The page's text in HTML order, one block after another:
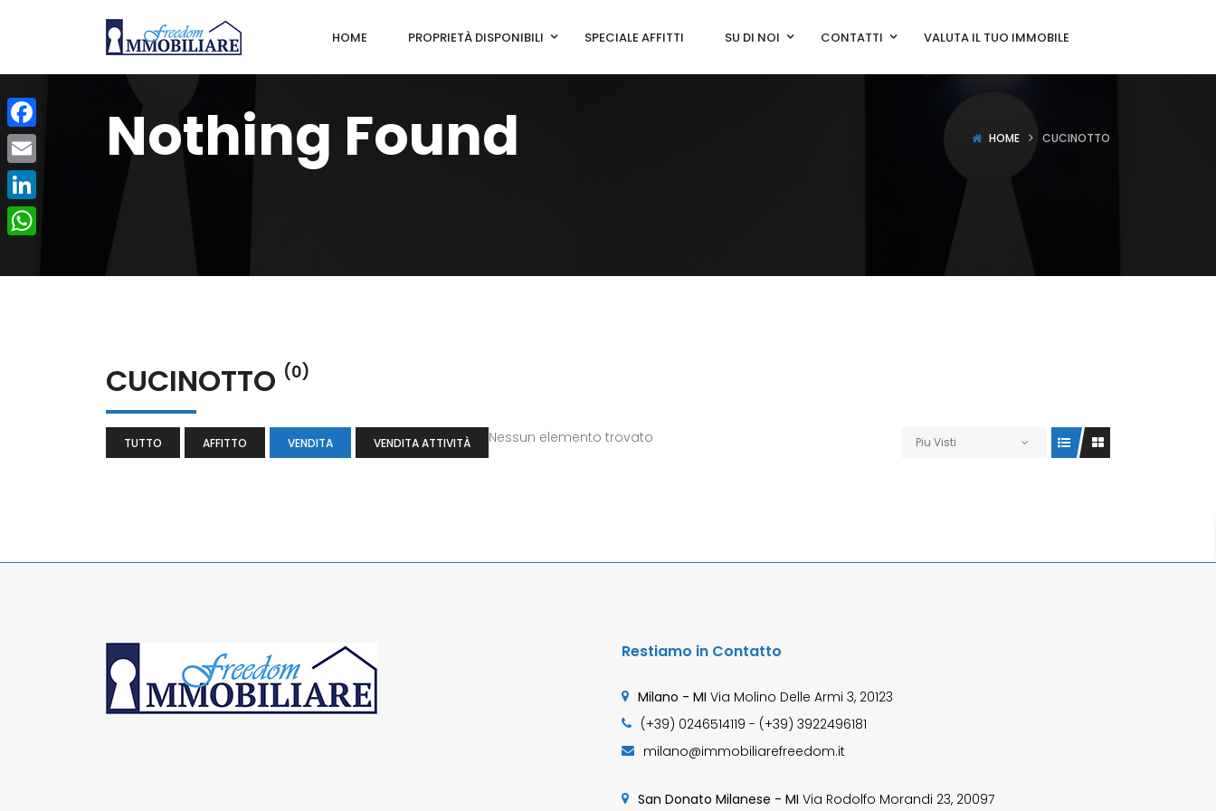
HOME PROPRIETÀ DISPONIBILI SPECIALE AFFITTI SU DI NOI CONTATTI VALUTA IL TUO IMMOBILE
Nothing Found HOME CUCINOTTO
CUCINOTTO (0)
TUTTO AFFITTO VENDITA VENDITA ATTIVITÀ Piu Visti
Nessun elemento trovato
Restiamo in Contatto
Milano - MI Via Molino Delle Armi 3, 20123
(+39) 0246514119 - (+39) 3922496181
milano@immobiliarefreedom.it
San Donato Milanese - MI Via Rodolfo Morandi 23, 20097
Facebook
Email
LinkedIn